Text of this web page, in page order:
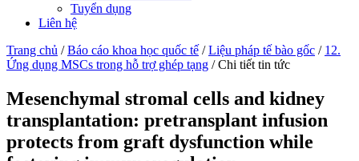
Tuyển dụng
Liên hệ
Trang chủ /Báo cáo khoa học quốc tế /Liệu pháp tế bào gốc / 12.
Ứng dụng MSCs trong hỗ trợ ghép tạng /Chi tiết tin tức
Mesenchymal stromal cells and kidney
transplantation: pretransplant infusion
protects from graft dysfunction while